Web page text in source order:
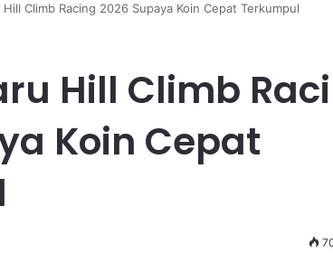
Climb Racing 2026 Supaya Koin Cepat Terkumpul
Hill Climb
Koin Cepat